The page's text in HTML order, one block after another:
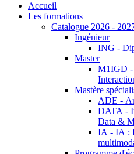
Accueil
Les formations
Catalogue 2026 -
Ingénieur
ING -
Master
M1IGD
Mastère
ADE -
DATA -
Data &
IA - IA :